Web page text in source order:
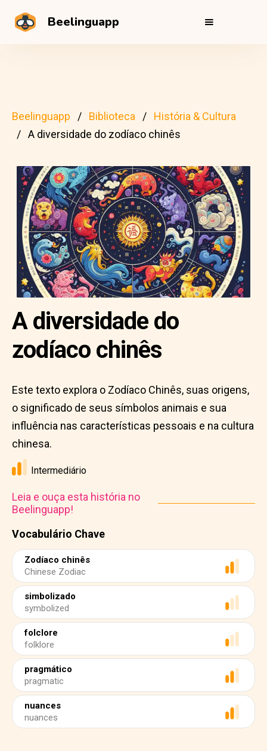
Beelinguapp
Beelinguapp Biblioteca
História & Cultura
A diversidade do zodíaco chinês
Vocabulário Chave
Zodíaco chinês
Chinese Zodiac
simbolizado
symbolized
folclore
folklore
pragmático
pragmatic
nuances
nuances
A diversidade do
zodíaco chinês
Este texto explora o Zodíaco Chinês, suas origens,
o significado de seus símbolos animais e sua
influência nas características pessoais e na cultura
chinesa.
Intermediário
Leia e ouça esta história no
Beelinguapp!